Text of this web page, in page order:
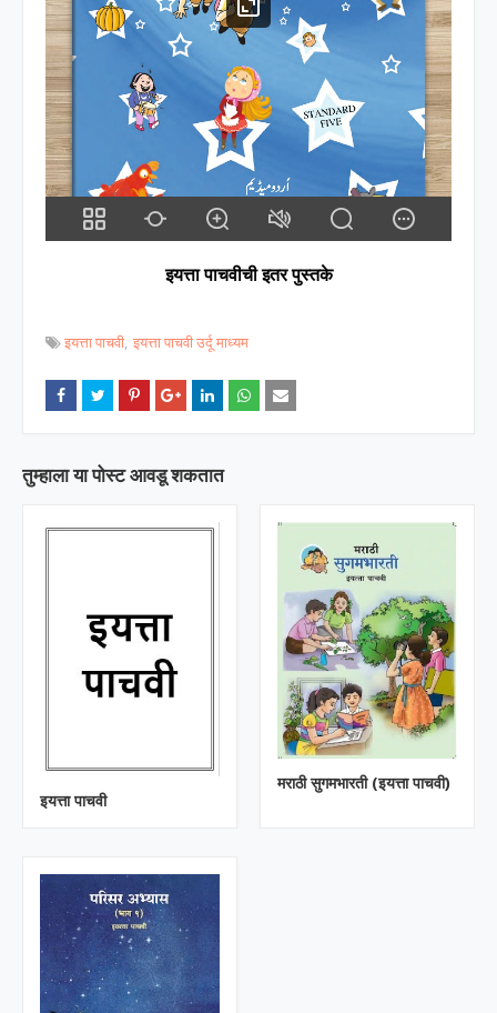
इयत्ता पाचवीची इतर पुस्तके
इयत्ता पाचवी इयत्ता पाचवी उर्दू माध्यम
तुम्‍हाला या पोस्‍ट आवडू शकतात
इयत्ता पाचवी
मराठी सुगमभारती (इयत्ता पाचवी)